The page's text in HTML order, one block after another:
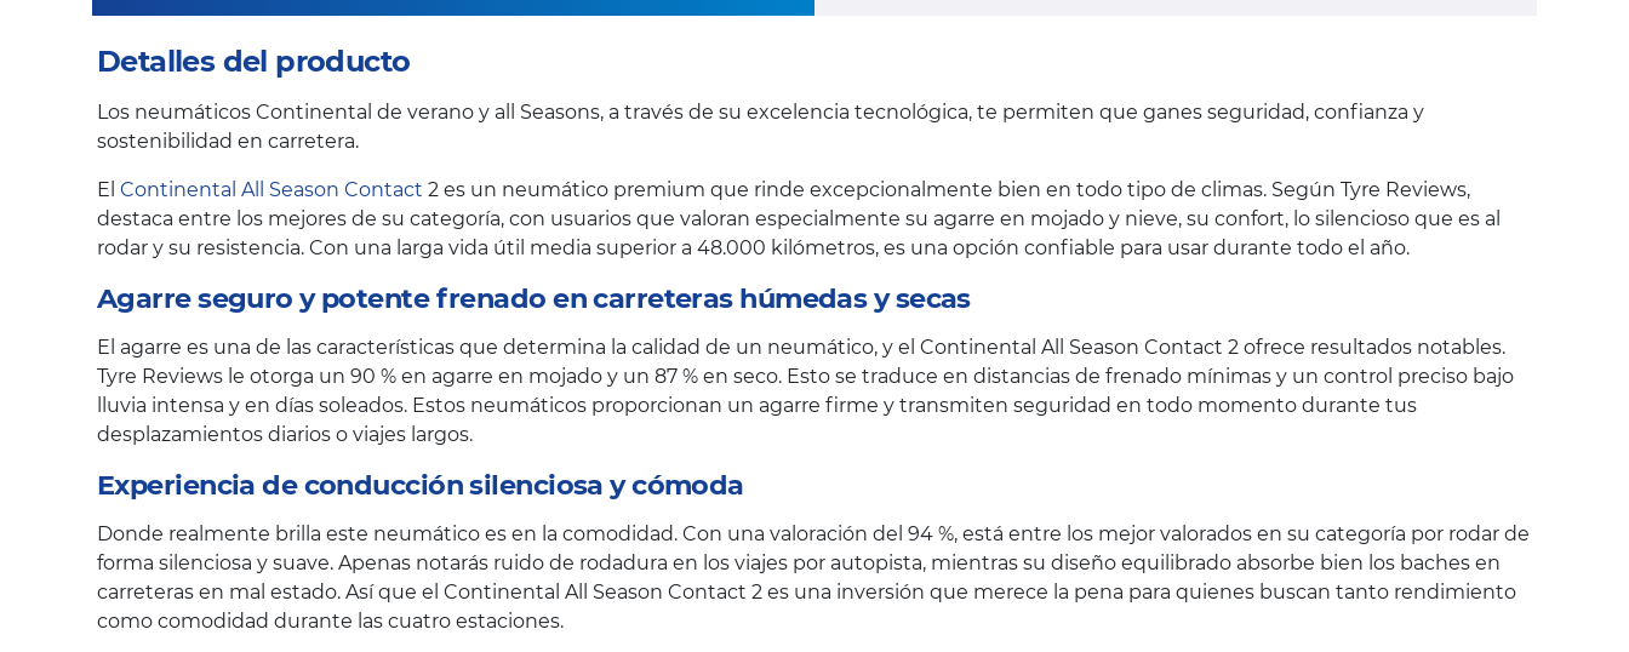
Detalles del producto
Los neumáticos Continental de verano y all Seasons, a través de su excelencia tecnológica, te permiten que ganes seguridad, confianza y
sostenibilidad en carretera.
El Continental All Season Contact 2 es un neumático premium que rinde excepcionalmente bien en todo tipo de climas. Según Tyre Reviews,
destaca entre los mejores de su categoría, con usuarios que valoran especialmente su agarre en mojado y nieve, su confort, lo silencioso que es al
rodar y su resistencia. Con una larga vida útil media superior a 48.000 kilómetros, es una opción confiable para usar durante todo el año.
Agarre seguro y potente frenado en carreteras húmedas y secas
El agarre es una de las características que determina la calidad de un neumático, y el Continental All Season Contact 2 ofrece resultados notables.
Tyre Reviews le otorga un 90 % en agarre en mojado y un 87 % en seco. Esto se traduce en distancias de frenado mínimas y un control preciso bajo
lluvia intensa y en días soleados. Estos neumáticos proporcionan un agarre firme y transmiten seguridad en todo momento durante tus
desplazamientos diarios o viajes largos.
Experiencia de conducción silenciosa y cómoda
Donde realmente brilla este neumático es en la comodidad. Con una valoración del 94 %, está entre los mejor valorados en su categoría por rodar de
forma silenciosa y suave. Apenas notarás ruido de rodadura en los viajes por autopista, mientras su diseño equilibrado absorbe bien los baches en
carreteras en mal estado. Así que el Continental All Season Contact 2 es una inversión que merece la pena para quienes buscan tanto rendimiento
como comodidad durante las cuatro estaciones.